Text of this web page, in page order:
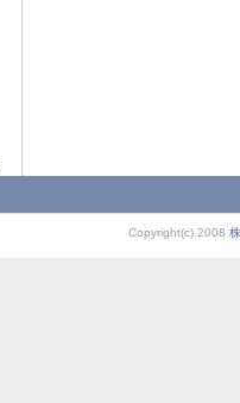
Copyright(c) 2008